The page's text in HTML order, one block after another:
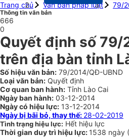
Trang chủ
Văn bản pháp luật 79/
Thông tin văn bản
666
0
Quyết định số 79/
trên địa bàn tỉnh
Số hiệu văn bản: 79/2014/QĐ-UBND
Loại văn bản: Quyết định
Cơ quan ban hành: Tỉnh Lào Cai
Ngày ban hành: 03-12-2014
Ngày có hiệu lực: 13-12-2014
Ngày bị bãi bỏ, thay thế: 28-02-2019
Tình trạng hiệu lực: Hết hiệu lực
Thời gian duy trì hiệu lực: 1538 ngày (